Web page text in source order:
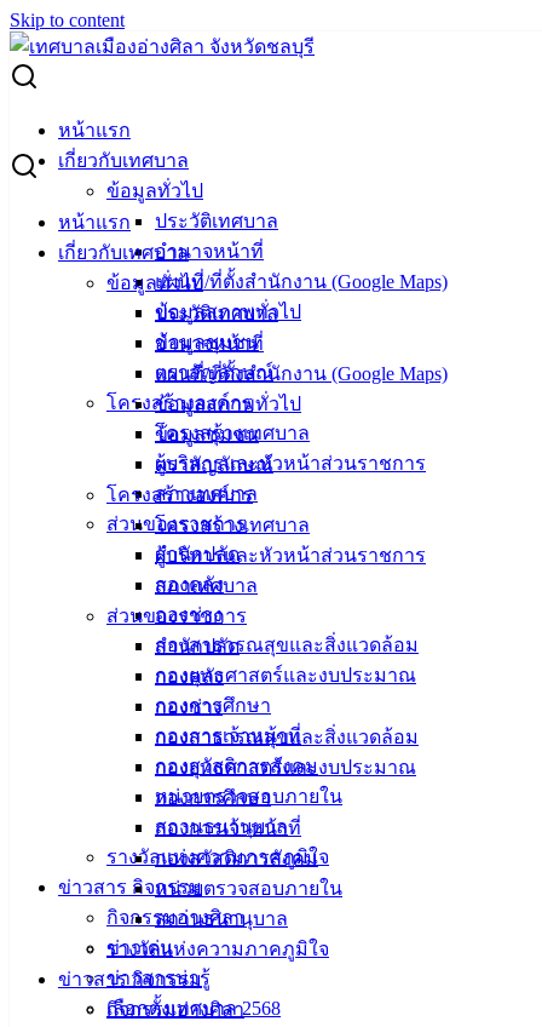
Skip to content
หน้าแรก
เกี่ยวกับเทศบาล
ข้อมูลทั่วไป
ประวัติเทศบาล
อำนาจหน้าที่
แผนที่/ที่ตั้งสำนักงาน (Google Maps)
ข้อมูลสภาพทั่วไป
ข้อมูลชุมชน
ตราสัญลักษณ์
โครงสร้างองค์กร
โครงสร้างเทศบาล
ผู้บริหารและหัวหน้าส่วนราชการ
สภาเทศบาล
ส่วนของราชการ
สำนักปลัด
กองคลัง
กองช่าง
กองสาธารณสุขและสิ่งแวดล้อม
กองยุทธศาสตร์และงบประมาณ
กองการศึกษา
กองการเจ้าหน้าที่
กองสวัสดิการสังคม
หน่วยตรวจสอบภายใน
สถานธนานุบาล
รางวัลแห่งความภาคภูมิใจ
ข่าวสาร กิจกรรม
กิจกรรมอ่างศิลา
ข่าวเด่น
ข่าวสารน่ารู้
เลือกตั้งเทศบาล 2568
หน้าแรก
เกี่ยวกับเทศบาล
ข้อมูลทั่วไป
ประวัติเทศบาล
อำนาจหน้าที่
แผนที่/ที่ตั้งสำนักงาน (Google Maps)
ข้อมูลสภาพทั่วไป
ข้อมูลชุมชน
ตราสัญลักษณ์
โครงสร้างองค์กร
โครงสร้างเทศบาล
ผู้บริหารและหัวหน้าส่วนราชการ
สภาเทศบาล
ส่วนของราชการ
สำนักปลัด
กองคลัง
กองช่าง
กองสาธารณสุขและสิ่งแวดล้อม
กองยุทธศาสตร์และงบประมาณ
กองการศึกษา
กองการเจ้าหน้าที่
กองสวัสดิการสังคม
หน่วยตรวจสอบภายใน
สถานธนานุบาล
รางวัลแห่งความภาคภูมิใจ
ข่าวสาร กิจกรรม
กิจกรรมอ่างศิลา
Search for:
ประกาศผู้ชนะการเสนอราคา จ้างซ่อมแซมรถยนต์หมายเลข
ทะเบียน นง 1176 ชลบุรี (สำนักปลัดเทศบาล) โดยวิธีเฉพาะ
เจาะจง
ประกาศผู้ชนะการเสนอราคา จ้างซ่อมแซม
รถยนต์หมายเลขทะเบียน นง 1176 ชลบุรี
(สำนักปลัดเทศบาล) โดยวิธีเฉพาะเจาะจง
สิงหาคม 8, 2022สิงหาคม 8, 2022
ประกาศผู้ชนะ
ผู้ชนะการเสนอราคา จ้างซ่อมแซมรถยนต์ดาวน์โหลด
เทศบาล
038-
บริการ